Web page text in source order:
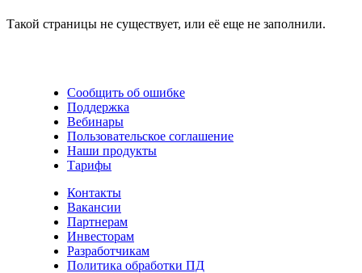
Такой страницы не существует, или её еще не заполнили.
Сообщить об ошибке
Поддержка
Вебинары
Пользовательское соглашение
Наши продукты
Тарифы
Контакты
Вакансии
Партнерам
Инвесторам
Разработчикам
Политика обработки ПД